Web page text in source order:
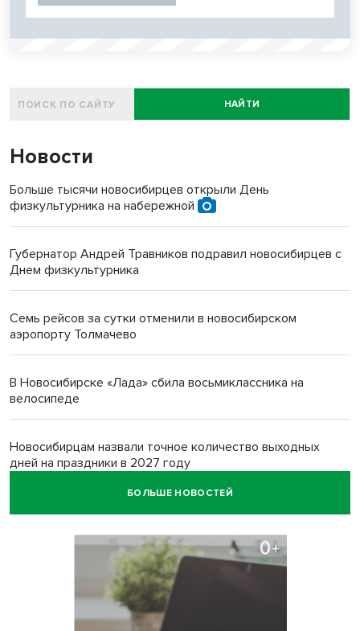
НАЙТИ
Новости
Больше тысячи новосибирцев открыли День
физкультурника на набережной
Губернатор Андрей Травников подравил новосибирцев с
Днем физкультурника
Семь рейсов за сутки отменили в новосибирском
аэропорту Толмачево
В Новосибирске «Лада» сбила восьмиклассника на
велосипеде
Новосибирцам назвали точное количество выходных
дней на праздники в 2027 году
БОЛЬШЕ НОВОСТЕЙ